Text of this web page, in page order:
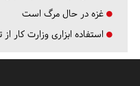
غزه در حال مرگ است
استفاده ابزاری وزارت کار